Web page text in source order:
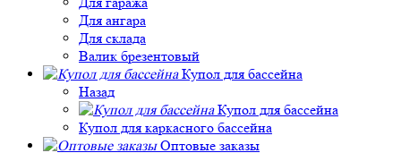
Для ангара
Для склада
Валик брезентовый
Купол для бассейна
Назад
Купол для бассейна
Купол для каркасного бассейна
Оптовые заказы